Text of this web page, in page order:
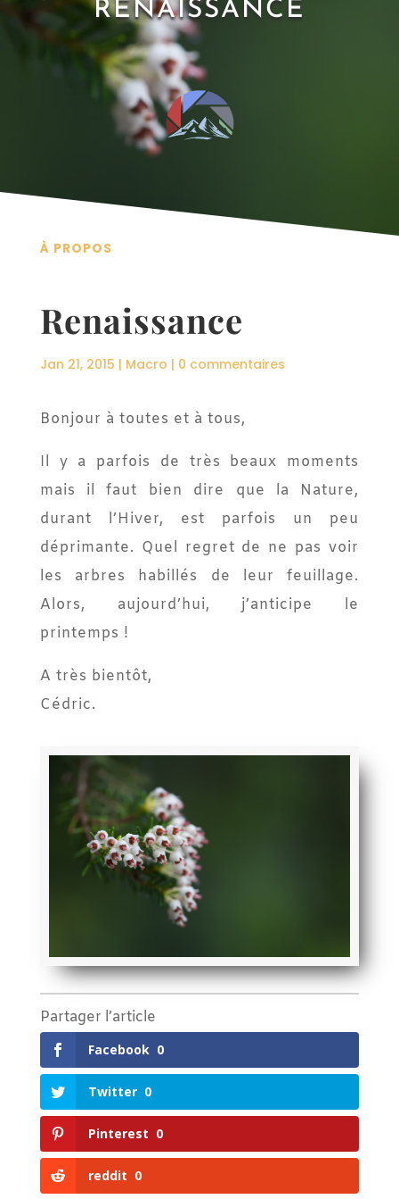
RENAISSANCE
À PROPOS
Renaissance
Jan 21, 2015 | Macro | 0 commentaires
Bonjour à toutes et à tous,
Il y a parfois de très beaux moments
mais il faut bien dire que la Nature,
durant l’Hiver, est parfois un peu
déprimante. Quel regret de ne pas voir
les arbres habillés de leur feuillage.
Alors, aujourd’hui, j’anticipe le
printemps !
A très bientôt,
Cédric.
Partager l’article
Facebook 0
Twitter 0
Pinterest 0
reddit 0